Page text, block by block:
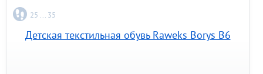
25 ... 35
Детская текстильная обувь Raweks Borys B6